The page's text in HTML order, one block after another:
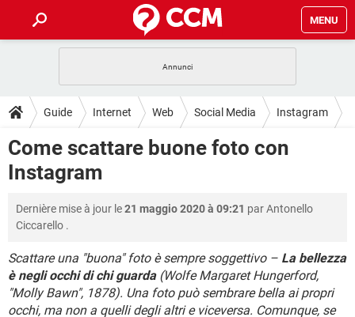
MENU
INTRATTENIMENTO ANDROID
iOS WINDOWS 10
INSTAGRAM
HARDWARE
GUIDE
COVID-19
INTRATTENIMENTO ANDROID
INSTAGRAM WHATSAPP
HARDWARE
DOWNLOAD
COVID-19
iOS
INSTAGRAM
TIKTOK FACEBOOK
HARDWARE
FORUM
COVID-19 GAMING
iOS WINDOWS 10
INSTAGRAM WHATSAPP
GLOSSARIO
COVID-19
INTRATTENIMENTO ANDROID
iOS WINDOWS 10
Guide Internet Web Social Media Instagram
Come scattare buone foto con
Instagram
Dernière mise à jour le21 maggio 2020 à 09:21 parAntonello
Ciccarello .
Scattare una "buona" foto è sempre soggettivo – La bellezza
è negli occhi di chi guarda(Wolfe Margaret Hungerford,
"Molly Bawn", 1878). Una foto può sembrare bella ai propri
occhi, ma non a quelli degli altri e viceversa. Comunque, se